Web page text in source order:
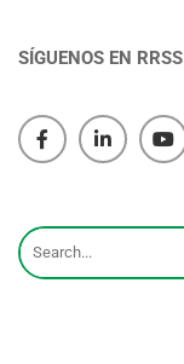
SÍGUENOS EN RRSS